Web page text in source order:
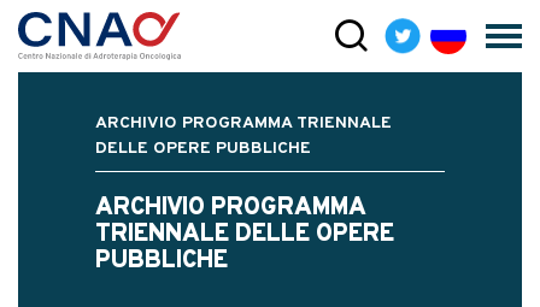
ARCHIVIO PROGRAMMA TRIENNALE
DELLE OPERE PUBBLICHE
ARCHIVIO PROGRAMMA
TRIENNALE DELLE OPERE
PUBBLICHE